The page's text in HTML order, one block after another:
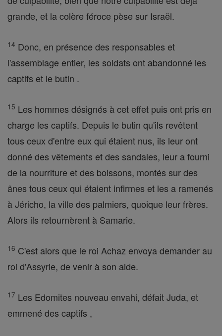
grande, et la colère féroce pèse sur Israël.
14 Donc, en présence des responsables et
l'assemblage entier, les soldats ont abandonné les
captifs et le butin .
15 Les hommes désignés à cet effet puis ont pris en
charge les captifs. Depuis le butin qu'ils revêtent
tous ceux d'entre eux qui étaient nus, ils leur ont
donné des vêtements et des sandales, leur a fourni
de la nourriture et des boissons, montés sur des
ânes tous ceux qui étaient infirmes et les a ramenés
à Jéricho, la ville des palmiers, quoique leur frères.
Alors ils retournèrent à Samarie.
16 C'est alors que le roi Achaz envoya demander au
roi d'Assyrie, de venir à son aide.
17 Les Edomites nouveau envahi, défait Juda, et
emmené des captifs ,